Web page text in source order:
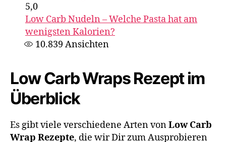
5,0
Low Carb Nudeln – Welche Pasta hat am
wenigsten Kalorien?
10.839 Ansichten
Low Carb Wraps Rezept im
Überblick
Es gibt viele verschiedene Arten vonLow Carb
Wrap Rezepte, die wir Dir zum Ausprobieren